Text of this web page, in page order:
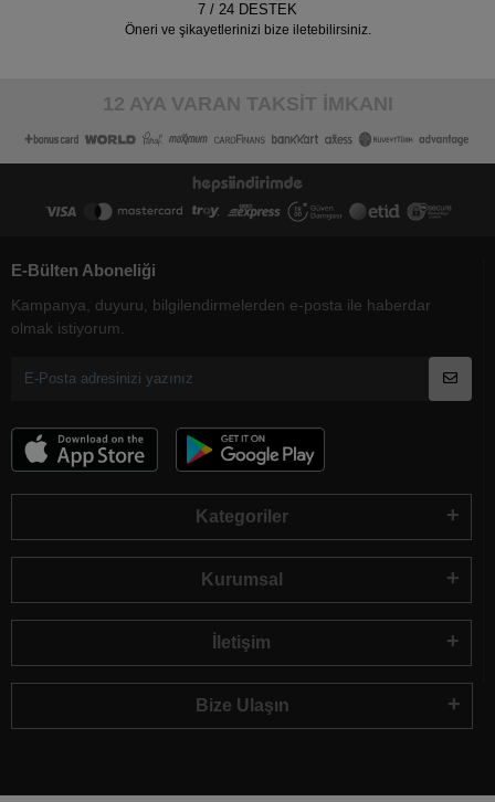
7 / 24 DESTEK
Öneri ve şikayetlerinizi bize iletebilirsiniz.
12 AYA VARAN TAKSİT İMKANI
E-Bülten Aboneliği
Kampanya, duyuru, bilgilendirmelerden e-posta ile haberdar
olmak istiyorum.
Kategoriler
Kurumsal
İletişim
Bize Ulaşın